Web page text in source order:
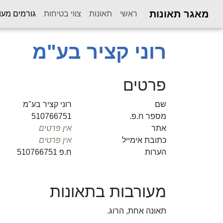
מאגר תאונות ראשי תאונות צווי בטיחות גורמים
רוני קציר בע"מ
פרטים
שם
רוני קציר בע"מ
מספר ח.פ.
510766751
אתר
אין פרטים
כתובת אימייל
אין פרטים
הערות
ח.פ 510766751
מעורבות בתאונות
תאונה אחת, הרוג.